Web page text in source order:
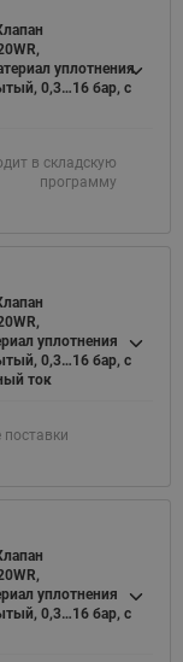
уплотнения
0,3…16 бар, с
в складскую
программу
уплотнения
0,3…16 бар, с
ток
поставки
уплотнения
0,3…16 бар, с